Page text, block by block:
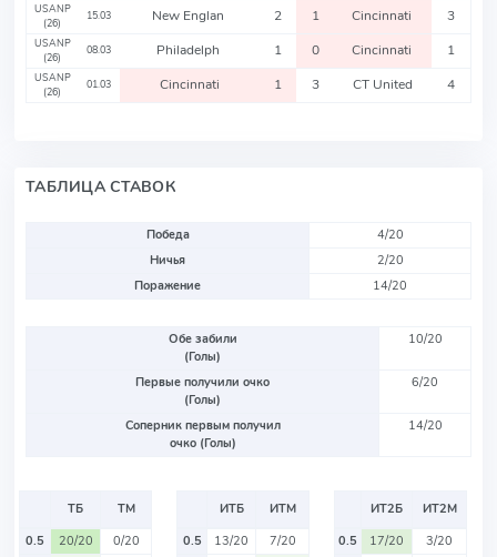
USANP
(26)
15.03 New Englan 2 1 Cincinnati 3
USANP
(26)
08.03 Philadelph 1 0 Cincinnati 1
USANP
(26)
01.03 Cincinnati 1 3 CT United 4
ТАБЛИЦА СТАВОК
Победа
4/20
Ничья
2/20
Поражение
14/20
Обе забили
(Голы)
10/20
Первые получили очко
(Голы)
6/20
Соперник первым получил
очко (Голы)
14/20
ТБ
ТМ
0.5
20/20
0/20
ИТБ
ИТМ
0.5
13/20
7/20
ИТ2Б
ИТ2М
0.5
17/20
3/20